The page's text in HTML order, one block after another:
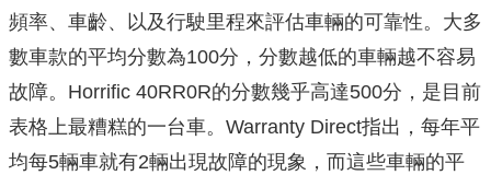
頻率、車齡、以及行駛里程來評估車輛的可靠性。大多
數車款的平均分數為100分，分數越低的車輛越不容易
故障。Horrific 40RR0R的分數幾乎高達500分，是目前
表格上最糟糕的一台車。Warranty Direct指出，每年平
均每5輛車就有2輛出現故障的現象，而這些車輛的平